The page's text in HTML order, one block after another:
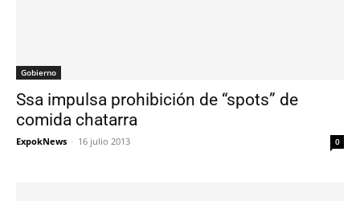
Gobierno
Ssa impulsa prohibición de “spots” de
comida chatarra
ExpokNews - 16 julio 2013 0